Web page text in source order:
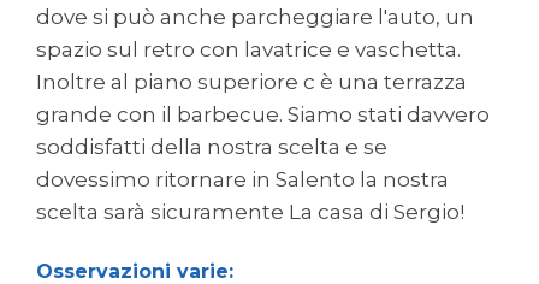
dove si può anche parcheggiare l'auto, un
spazio sul retro con lavatrice e vaschetta.
Inoltre al piano superiore c è una terrazza
grande con il barbecue. Siamo stati davvero
soddisfatti della nostra scelta e se
dovessimo ritornare in Salento la nostra
scelta sarà sicuramente La casa di Sergio!
Osservazioni varie: